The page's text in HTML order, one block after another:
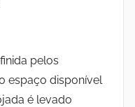
pelos
espaço disponível
é levado